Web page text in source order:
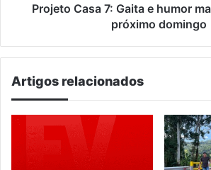
Projeto Casa 7: Gaita e humor
próximo domingo
Artigos relacionados